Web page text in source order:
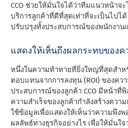
CCO ช่วยให้มั่นใจได้ว่าทีมแนวหน้าจ
บริการลูกค้าที่ดีที่สุดเท่าที่จะเป็นไปไ
ปรับปรุงทั้งประสบการณ์ของพนักงาน
แสดงให้เห็นถึงผลกระทบของค
หนึ่งในความท้าทายที่ยิ่งใหญ่ที่สุดสําห
ตอบแทนจากการลงทุน (ROI) ของคว
ประสบการณ์ของลูกค้า CCO มีหน้าที่
ความสําเร็จของลูกค้ากําลังสร้างควา
ใช้ข้อมูลเพื่อแสดงให้เห็นว่าความพึง
ผลลัพธ์ทางธุรกิจอย่างไร เพื่อให้มั่น